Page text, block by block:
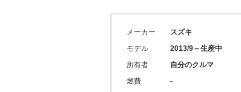
メーカー
スズキ
モデル
2013/9～生産中
所有者
自分のクルマ
燃費
-